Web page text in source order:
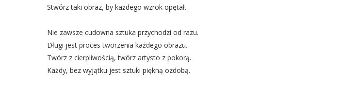
Stwórz taki obraz, by każdego wzrok opętał.
Nie zawsze cudowna sztuka przychodzi od razu.
Długi jest proces tworzenia każdego obrazu.
Twórz z cierpliwością, twórz artysto z pokorą.
Każdy, bez wyjątku jest sztuki piękną ozdobą.